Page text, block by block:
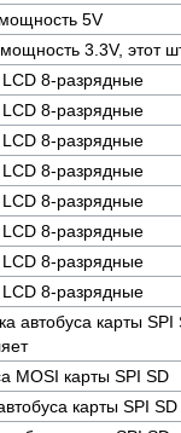
5V
3.3V, этот
8-разрядные
8-разрядные
8-разрядные
8-разрядные
8-разрядные
8-разрядные
8-разрядные
8-разрядные
автобуса карты
MOSI карты SPI SD
карты SPI SD